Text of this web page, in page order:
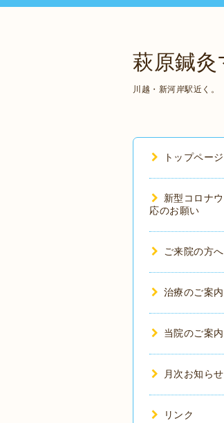
萩原鍼灸
川越・新河岸駅近く
トップページ
新型コロナ
応のお願い
ご来院の方へ
治療のご案内
当院のご案内
月次お知らせ
リンク